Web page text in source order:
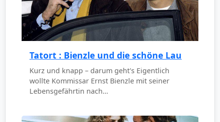
Tatort : Bienzle und die schöne Lau
Kurz und knapp – darum geht's Eigentlich
wollte Kommissar Ernst Bienzle mit seiner
Lebensgefährtin nach…